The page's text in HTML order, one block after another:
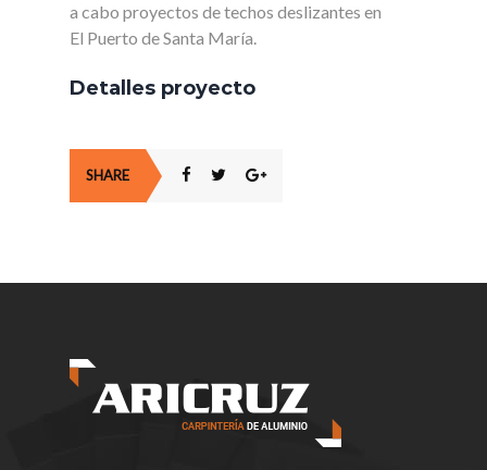
a cabo proyectos de techos deslizantes en
El Puerto de Santa María.
Detalles proyecto
SHARE